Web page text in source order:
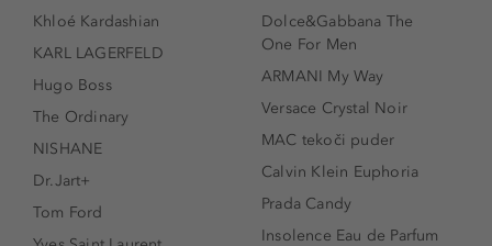
Khloé Kardashian
KARL LAGERFELD
Hugo Boss
The Ordinary
NISHANE
Dr.Jart+
Tom Ford
Dolce&Gabbana The
One For Men
ARMANI My Way
Versace Crystal Noir
MAC tekoči puder
Calvin Klein Euphoria
Prada Candy
Insolence Eau de Parfum